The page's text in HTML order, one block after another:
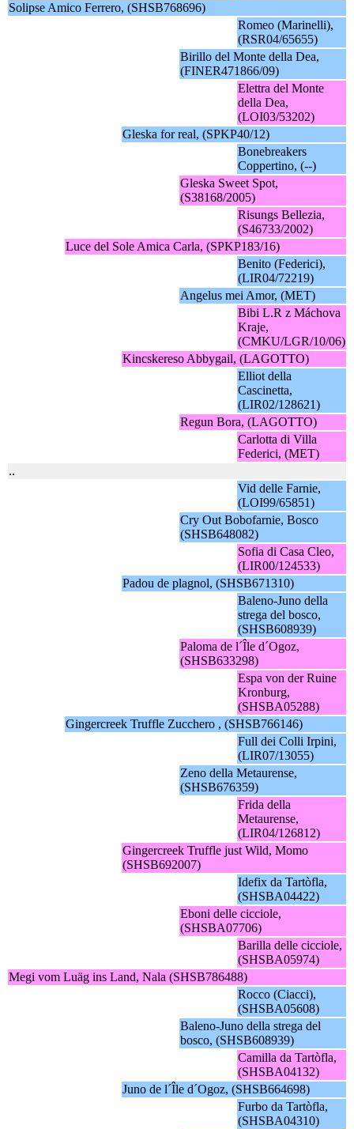
Solipse Amico Ferrero, (SHSB768696)
Romeo (Marinelli),
(RSR04/65655)
Birillo del Monte della Dea,
(FINER471866/09)
Elettra del Monte
della Dea,
(LOI03/53202)
Gleska for real, (SPKP40/12)
Bonebreakers
Coppertino, (--)
Gleska Sweet Spot,
(S38168/2005)
Risungs Bellezia,
(S46733/2002)
Luce del Sole Amica Carla, (SPKP183/16)
Benito (Federici),
(LIR04/72219)
Angelus mei Amor, (MET)
Bibi L.R z Máchova
Kraje,
(CMKU/LGR/10/06)
Kincskereso Abbygail, (LAGOTTO)
Elliot della
Cascinetta,
(LIR02/128621)
Regun Bora, (LAGOTTO)
Carlotta di Villa
Federici, (MET)
..
Vid delle Farnie,
(LOI99/65851)
Cry Out Bobofarnie, Bosco
(SHSB648082)
Sofia di Casa Cleo,
(LIR00/124533)
Padou de plagnol, (SHSB671310)
Baleno-Juno della
strega del bosco,
(SHSB608939)
Paloma de l´Île d´Ogoz,
(SHSB633298)
Espa von der Ruine
Kronburg,
(SHSBA05288)
Gingercreek Truffle Zucchero , (SHSB766146)
Full dei Colli Irpini,
(LIR07/13055)
Zeno della Metaurense,
(SHSB676359)
Frida della
Metaurense,
(LIR04/126812)
Gingercreek Truffle just Wild, Momo
(SHSB692007)
Idefix da Tartòfla,
(SHSBA04422)
Eboni delle cicciole,
(SHSBA07706)
Barilla delle cicciole,
(SHSBA05974)
Megi vom Luäg ins Land, Nala (SHSB786488)
Rocco (Ciacci),
(SHSBA05608)
Baleno-Juno della strega del
bosco, (SHSB608939)
Camilla da Tartòfla,
(SHSBA04132)
Juno de l´Île d´Ogoz, (SHSB664698)
Furbo da Tartòfla,
(SHSBA04310)